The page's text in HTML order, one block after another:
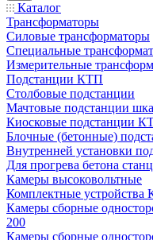
Каталог
Трансформаторы
Силовые трансформаторы
Специальные
Измерительные
Подстанции КТП
Столбовые подстанции
Мачтовые подстанции
Киосковые подстанции
Блочные (бетонные)
Внутренней установки
Для прогрева бетона
Камеры высоковольтные
Комплектные устройства
Камеры сборные
200
Камеры сборные